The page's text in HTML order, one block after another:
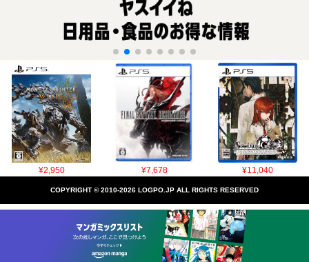
¥2,950 ¥7,678 ¥11,040
COPYRIGHT © 2010-2026 LOGPO.JP ALL RIGHTS RESERVED